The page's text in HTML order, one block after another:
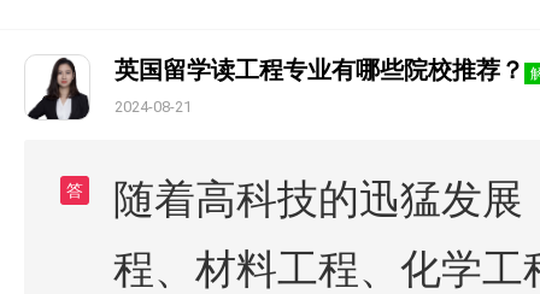
英国留学读工程专业有哪些院校推荐？
2024-08-21
答
随着高科技的迅猛发
程、材料工程、化学